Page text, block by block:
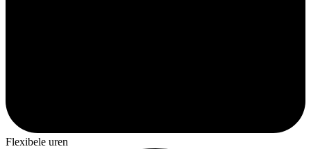
Flexibele uren